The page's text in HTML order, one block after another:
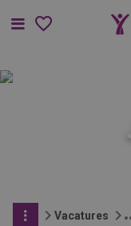
Menu
Vacatures